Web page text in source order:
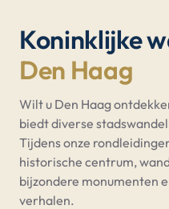
Koninklijke
Den Haag
Wilt u Den Haag
biedt diverse
Tijdens onze
historische centrum,
bijzondere monumenten
verhalen.